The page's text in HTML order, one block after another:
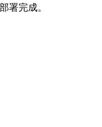
署完成。